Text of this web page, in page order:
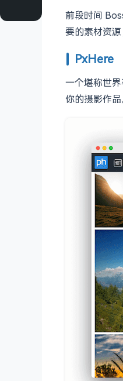
前段时间
要的素材资
PxHere
一个堪称世
你的摄影作品